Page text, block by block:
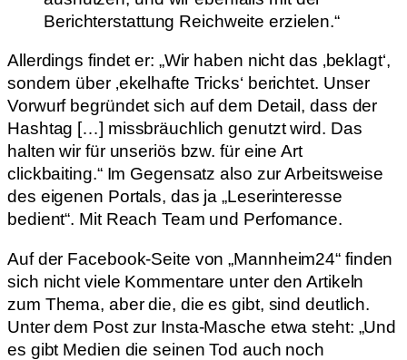
Berichterstattung Reichweite erzielen.“
Allerdings findet er: „Wir haben nicht das ‚beklagt‘,
sondern über ‚ekelhafte Tricks‘ berichtet. Unser
Vorwurf begründet sich auf dem Detail, dass der
Hashtag […] missbräuchlich genutzt wird. Das
halten wir für unseriös bzw. für eine Art
clickbaiting.“ Im Gegensatz also zur Arbeitsweise
des eigenen Portals, das ja „Leserinteresse
bedient“. Mit Reach Team und Perfomance.
Auf der Facebook-Seite von „Mannheim24“ finden
sich nicht viele Kommentare unter den Artikeln
zum Thema, aber die, die es gibt, sind deutlich.
Unter dem Post zur Insta-Masche etwa steht: „Und
es gibt Medien die seinen Tod auch noch